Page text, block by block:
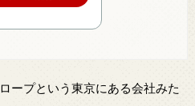
ープという東京にある会社みた